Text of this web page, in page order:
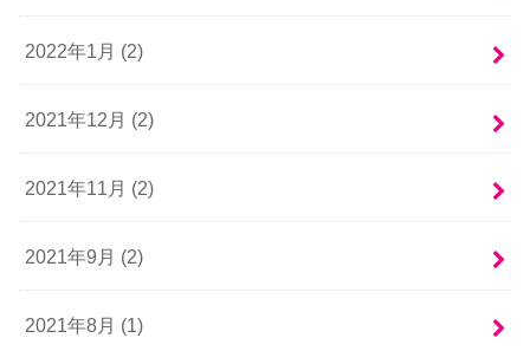
2022年1月 (2)
2021年12月 (2)
2021年11月 (2)
2021年9月 (2)
2021年8月 (1)